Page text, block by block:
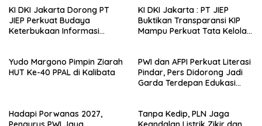
KI DKI Jakarta Dorong PT
JIEP Perkuat Budaya
Keterbukaan Informasi
KI DKI Jakarta : PT JIEP
Buktikan Transparansi KIP
Mampu Perkuat Tata Kelola
Yudo Margono Pimpin Ziarah
HUT Ke-40 PPAL di Kalibata
PWI dan AFPI Perkuat Literasi
Pindar, Pers Didorong Jadi
Garda Terdepan Edukasi
Hadapi Porwanas 2027,
Tanpa Kedip, PLN Jaga